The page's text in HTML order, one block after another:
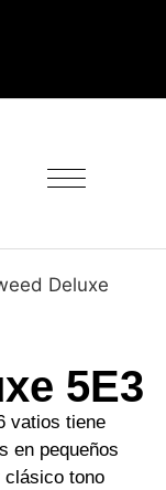
Deluxe
5E3
vatios tiene
en pequeños
tono